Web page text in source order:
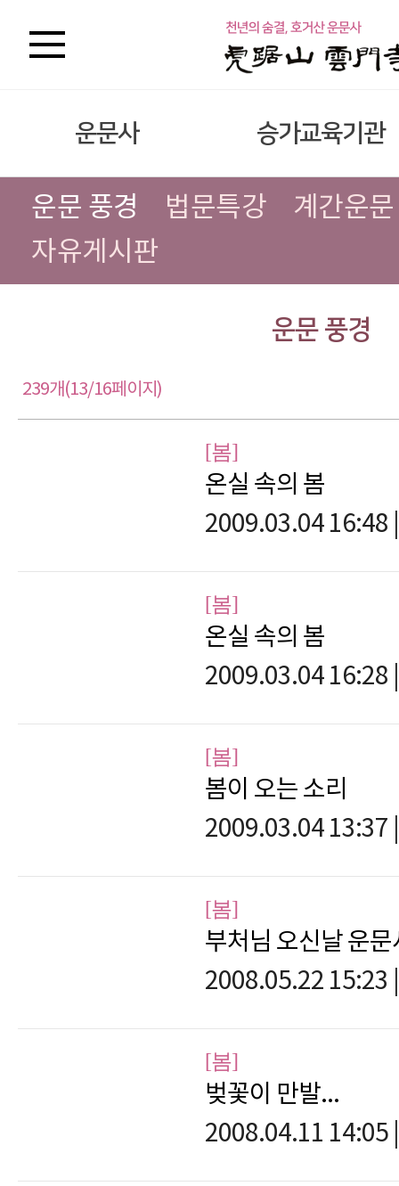
운문사 승가교육기관
운문 풍경 법문특강
계간운문
자유게시판
운문 풍경
239개(13/16페이지)
[봄]
온실 속의 봄
2009.03.04 16:48
[봄]
온실 속의 봄
2009.03.04 16:28
[봄]
봄이 오는 소리
2009.03.04 13:37
[봄]
부처님 오신날 운문
2008.05.22 15:23
[봄]
벚꽃이 만발...
2008.04.11 14:05